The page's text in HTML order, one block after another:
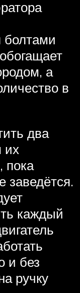
болтами
а
в
два
их
пока
заведётся.
каждый
и без
ручку